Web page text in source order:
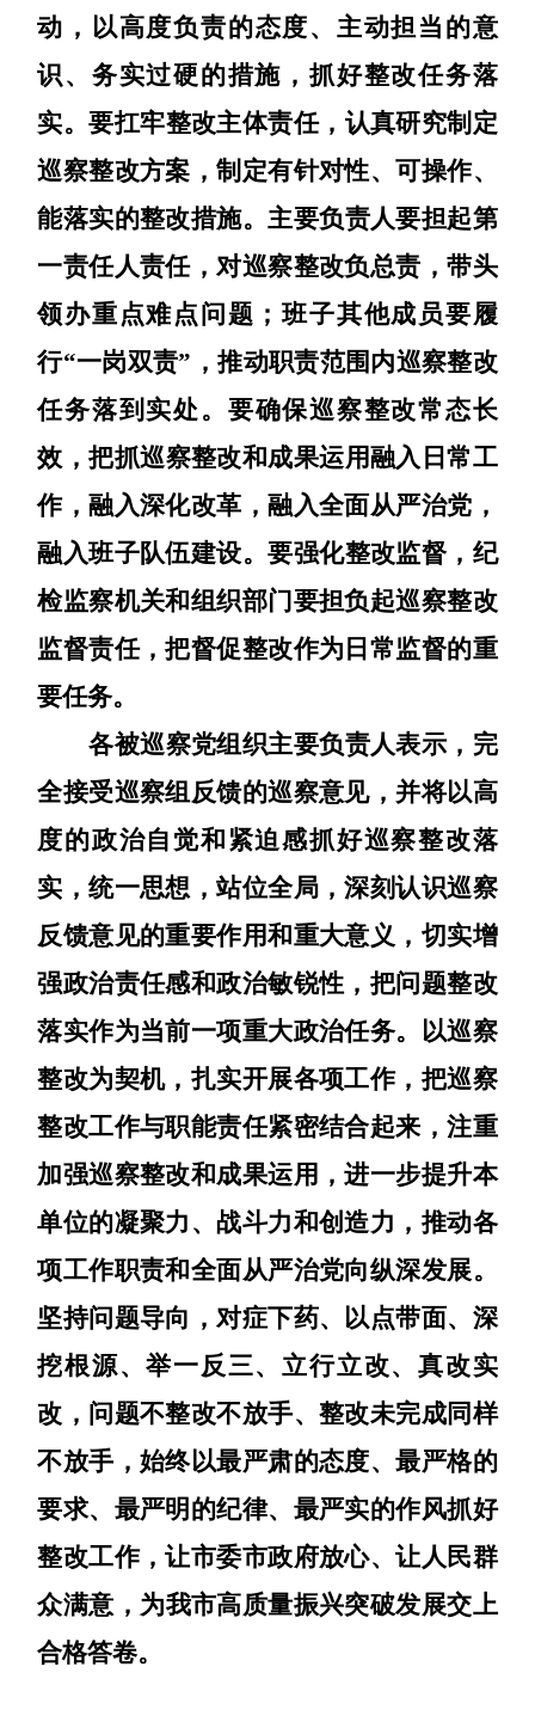
动 ，以高度负责的态度、主动担当的意
识、务实过硬的措施，抓好整改任务落
实。要扛牢整改主体责任，认真研究制定
巡察整改方案，制定有针对性、可操作、
能落实的整改措施。主要负责人要担起第
一责任人责任，对巡察整改负总责，带头
领办重点难点问题；班子其他成员要履
行“一岗双责”，推动职责范围内巡察整改
任务落到实处。 要确保巡察整改常态长
效，把抓巡察整改和成果运用融入日常工
作，融入深化改革，融入全面从严治党，
融入班子队伍建设。要强化整改监督， 纪
检监察机关和组织部门要担负起巡察整改
监督责任，把督促整改作为日常监督的重
要任务。
各被巡察党组织主要负责人表示，完
全接受巡察组反馈的巡察意见，并将以高
度的政治自觉和紧迫感抓好巡察整改落
实，统一思想，站位全局，深刻认识巡察
反馈意见的重要作用和重大意义，切实增
强政治责任感和政治敏锐性，把问题整改
落实作为当前一项重大政治任务。以巡察
整改为契机，扎实开展各项工作，把巡察
整改工作与职能责任紧密结合起来，注重
加强巡察整改和成果运用，进一步提升本
单位的凝聚力、战斗力和创造力，推动各
项工作职责和全面从严治党向纵深发展。
坚持问题导向，对症下药、以点带面、深
挖根源、举一反三、立行立改、真改实
改，问题不整改不放手、整改未完成同样
不放手，始终以最严肃的态度、最严格的
要求、最严明的纪律、最严实的作风抓好
整改工作，让市委市政府放心、让人民群
众满意， 为我市高质量振兴突破发展交上
合格答卷。